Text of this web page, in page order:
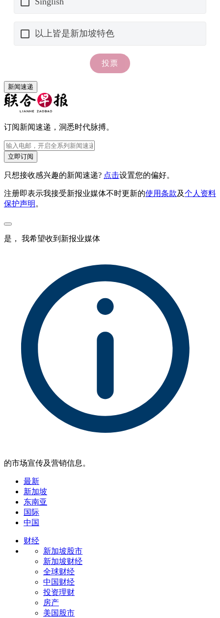
新闻速递
订阅新闻速递，洞悉时代脉搏。
立即订阅
只想接收感兴趣的新闻速递? 点击设置您的偏好。
注册即表示我接受新报业媒体不时更新的使用条款及个人资料
保护声明。
是， 我希望收到新报业媒体
的市场宣传及营销信息。
最新
新加坡
东南亚
国际
中国
财经
新加坡股市
新加坡财经
全球财经
中国财经
投资理财
房产
美国股市